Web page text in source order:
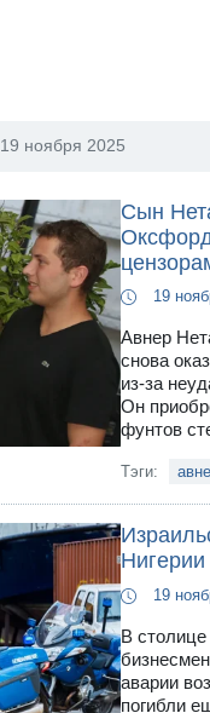
19 ноября 2025
Сын
19
Авнер
снова
из-за
Он
фунтов
Тэги:
Нигерии
19
В столице
аварии
погибли